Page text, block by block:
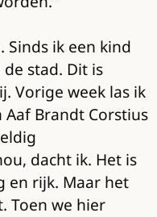
Sinds ik een kind
stad. Dit is
Vorige week las ik
Brandt Corstius
dacht ik. Het is
en rijk. Maar het
Toen we hier